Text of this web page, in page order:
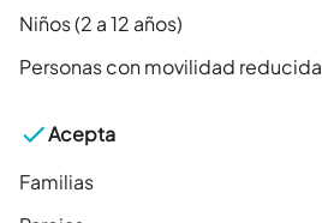
Niños (2 a 12 años)
Personas con movilidad reducida
Acepta
Familias